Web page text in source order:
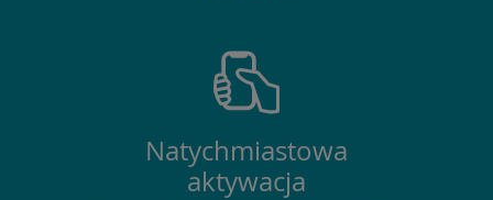
Natychmiastowa
aktywacja